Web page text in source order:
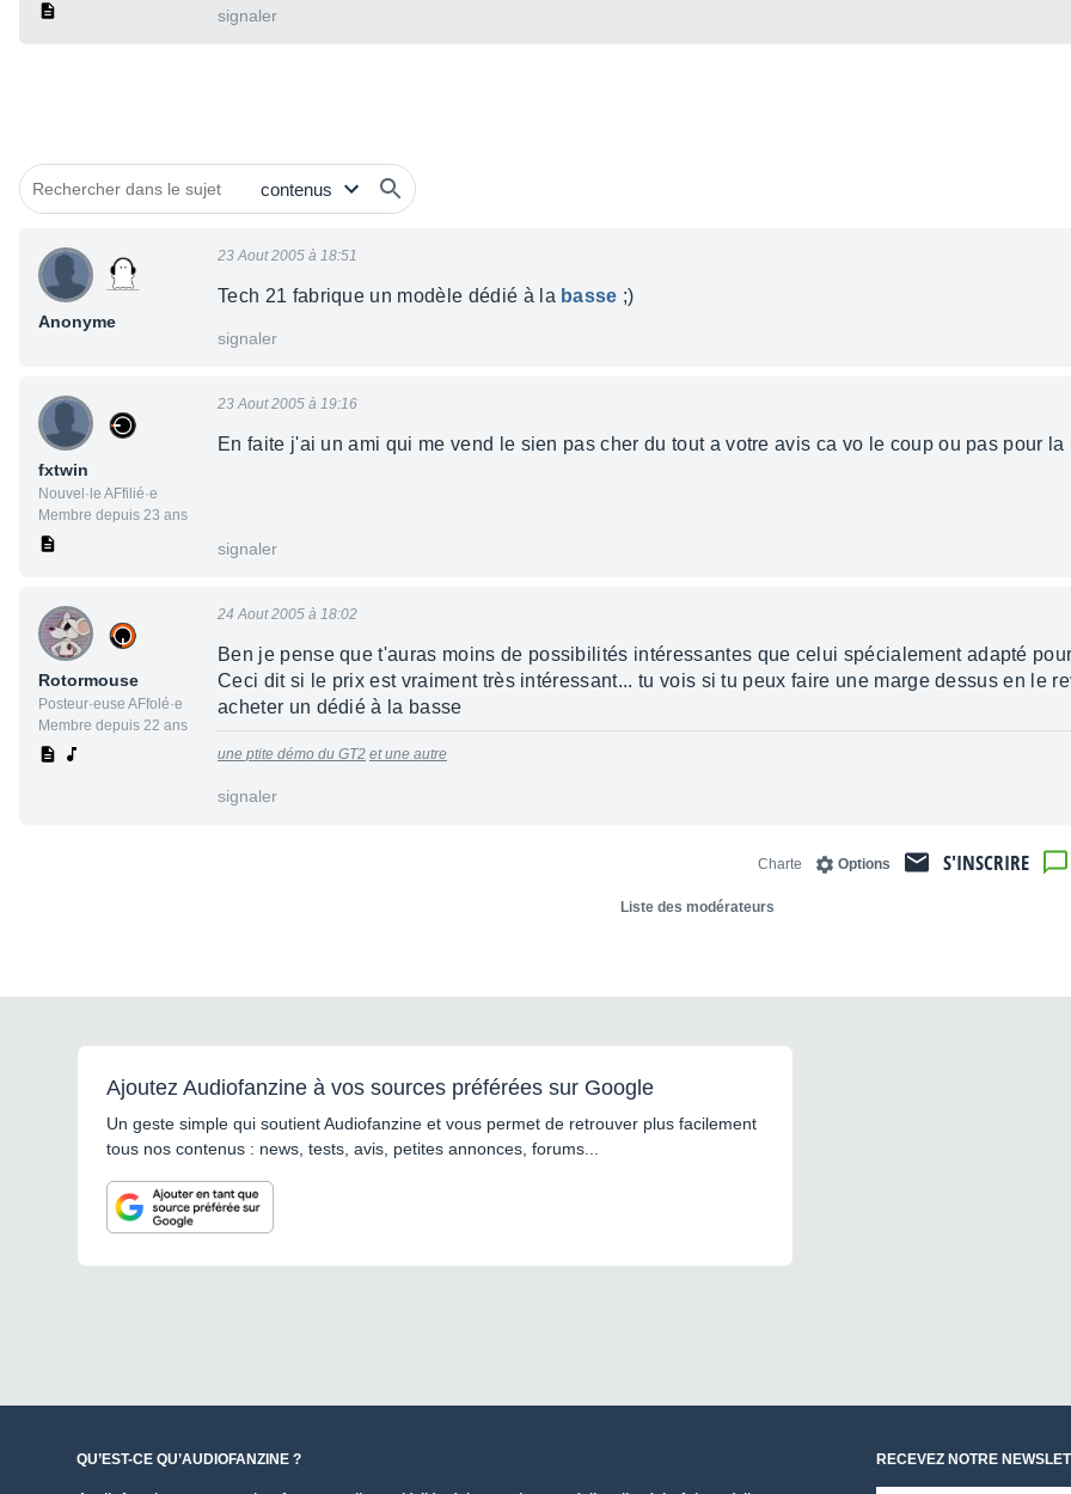
signaler
Anonyme
23 Aout 2005 à 18:51
Tech 21 fabrique un modèle dédié à la basse ;)
signaler
fxtwin
Nouvel·le AFfilié·e
Membre depuis 23 ans
23 Aout 2005 à 19:16
En faite j'ai un ami qui me vend le sien pas cher du tout a votre avis ca vo le coup ou pas pour la
signaler
Rotormouse
Posteur·euse AFfolé·e
Membre depuis 22 ans
24 Aout 2005 à 18:02
Ben je pense que t'auras moins de possibilités intéressantes que celui spécialement adapté
Ceci dit si le prix est vraiment très intéressant... tu vois si tu peux faire une marge dessus en le
acheter un dédié à la basse
une ptite démo du GT2 et une autre
signaler
S'INSCRIRE
Options
Charte
Liste des modérateurs
Ajoutez Audiofanzine à vos sources préférées sur Google
Un geste simple qui soutient Audiofanzine et vous permet de retrouver plus facilement
tous nos contenus : news, tests, avis, petites annonces, forums...
QU’EST-CE QU’AUDIOFANZINE ? RECEVEZ NOTRE